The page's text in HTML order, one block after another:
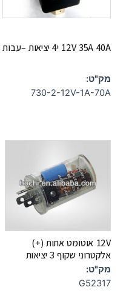
12V 35A 40A י4 יציאות –עבות
מק"ט:
730-2-12V-1A-70A
12V אוטומט אתות (+)
אלקטרוני שקוף 3 יציאות
מק"ט:
G52317